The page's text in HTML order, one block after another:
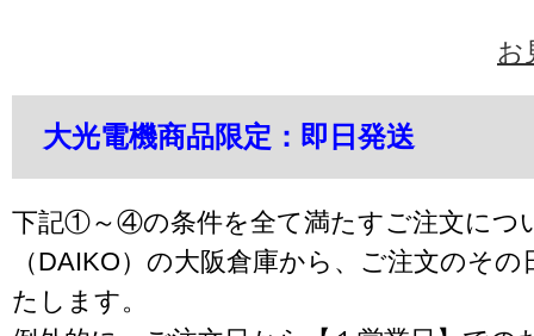
お
大光電機商品限定：即日発送
下記①～④の条件を全て満たすご注文につ
（DAIKO）の大阪倉庫から、ご注文のそ
たします。